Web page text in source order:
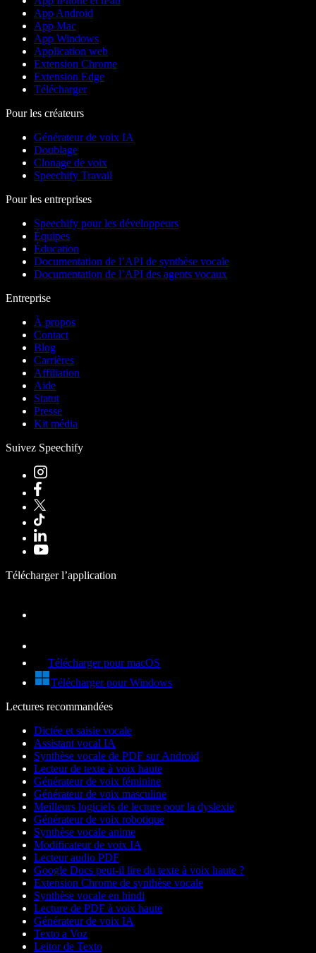
App Android
App Mac
App Windows
Application web
Extension Chrome
Extension Edge
Télécharger
Pour les créateurs
Générateur de voix IA
Doublage
Clonage de voix
Speechify Travail
Pour les entreprises
Speechify pour les développeurs
Équipes
Éducation
Documentation de l’API de synthèse vocale
Documentation de l’API des agents vocaux
Entreprise
À propos
Contact
Blog
Carrières
Affiliation
Aide
Statut
Presse
Kit média
Suivez Speechify
Télécharger l’application
Télécharger pour macOS
Télécharger pour Windows
Lectures recommandées
Dictée et saisie vocale
Assistant vocal IA
Synthèse vocale de PDF sur Android
Lecteur de texte à voix haute
Générateur de voix féminine
Générateur de voix masculine
Meilleurs logiciels de lecture pour la dyslexie
Générateur de voix robotique
Synthèse vocale anime
Modificateur de voix IA
Lecteur audio PDF
Google Docs peut-il lire du texte à voix haute ?
Extension Chrome de synthèse vocale
Synthèse vocale en hindi
Lecture de PDF à voix haute
Générateur de voix IA
Texto a Voz
Leitor de Texto